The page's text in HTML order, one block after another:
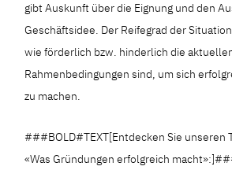
gibt Auskunft über die Eignung und den
Geschäftsidee. Der Reifegrad der
wie förderlich bzw. hinderlich die
Rahmenbedingungen sind, um sich
zu machen.
###BOLD#TEXT[Entdecken Sie
«Was Gründungen erfolgreich